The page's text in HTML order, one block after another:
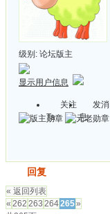
级别: 论坛版主
显示用户信息
关注
Ta
发消
息
回复
« 返回列表
« 262 263 264265»